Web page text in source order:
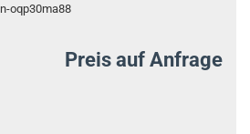
n-oqp30ma88
Preis auf Anfrage